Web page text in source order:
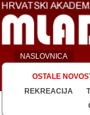
NASLOVNICA
OSTALE
REKREACIJA